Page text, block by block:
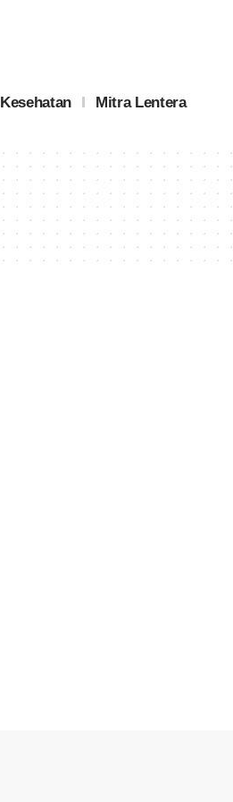
Kesehatan Mitra Lentera